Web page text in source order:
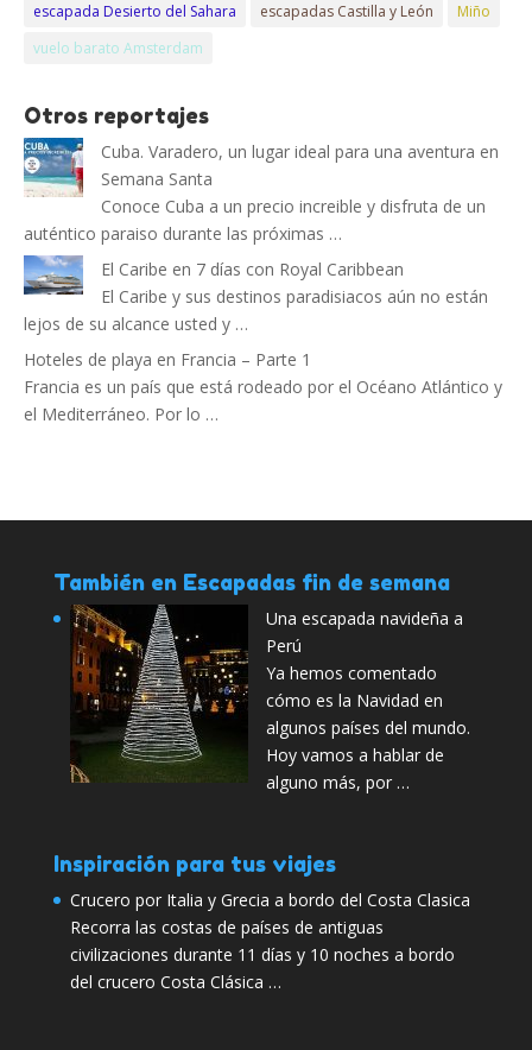
escapada Desierto del Sahara
escapadas Castilla y León
Miño
vuelo barato Amsterdam
Otros reportajes
Cuba. Varadero, un lugar ideal para una aventura en
Semana Santa
Conoce Cuba a un precio increible y disfruta de un
auténtico paraiso durante las próximas …
El Caribe en 7 días con Royal Caribbean
El Caribe y sus destinos paradisiacos aún no están
lejos de su alcance usted y …
Hoteles de playa en Francia – Parte 1
Francia es un país que está rodeado por el Océano Atlántico y
el Mediterráneo. Por lo …
También en Escapadas fin de semana
Una escapada navideña a
Perú
Ya hemos comentado
cómo es la Navidad en
algunos países del mundo.
Hoy vamos a hablar de
alguno más, por …
Inspiración para tus viajes
Crucero por Italia y Grecia a bordo del Costa Clasica
Recorra las costas de países de antiguas
civilizaciones durante 11 días y 10 noches a bordo
del crucero Costa Clásica …